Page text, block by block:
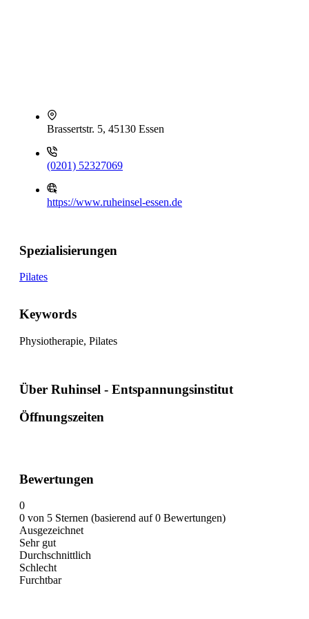
Brassertstr. 5, 45130 Essen
(0201) 52327069
https://www.ruheinsel-essen.de
Spezialisierungen
Pilates
Keywords
Physiotherapie, Pilates
Über Ruhinsel - Entspannungsinstitut
Öffnungszeiten
Bewertungen
0
0 von 5 Sternen (basierend auf 0 Bewertungen)
Ausgezeichnet
Sehr gut
Durchschnittlich
Schlecht
Furchtbar